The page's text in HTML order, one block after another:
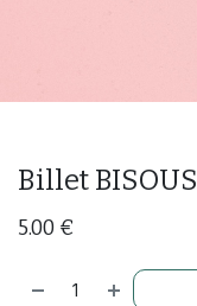
Billet BISOUS
5.00 €